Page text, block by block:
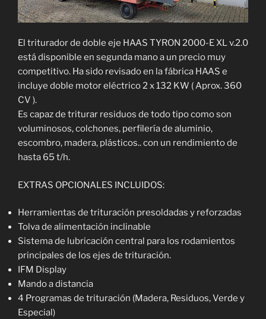
El triturador de doble eje HAAS TYRON 2000-E XL v.2.0
está disponible en segunda mano a un precio muy
competitivo. Ha sido revisado en la fábrica HAAS e
incluye doble motor eléctrico 2 x 132 KW ( Aprox. 360
CV ).
Es capaz de triturar residuos de todo tipo como son
voluminosos, colchones, perfilería de aluminio,
escombro, madera, plásticos.. con un rendimiento de
hasta 65 t/h.
EXTRAS OPCIONALES INCLUIDOS:
Herramientas de trituración presoldadas y reforzadas
Tolva de alimentación inclinable
Sistema de lubricación central para los rodamientos
principales de los ejes de trituración.
IFM Display
Mando a distancia
4 Programas de trituración (Madera, Residuos, Verde y
Especial)